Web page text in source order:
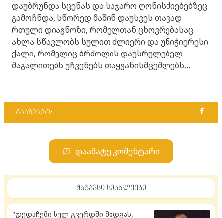
დაუბრუნდა სცენას და საჯარო ღონისძიებებზეც
გამოჩნდა, სწორედ მაშინ დაუსვეს თავად
რთული დიაგნოზი, რომელთან ცხოვრებასაც
ახლა სწავლობს სულით ძლიერი და უნიჭიერესი
ქალი, რომელიც ბრძოლის დაუსრულებელ
მაგალითებს უჩვენებს თაყვანისმცემლებს...
გააზიარე:
დაამატე კომენტარი
მსგავსი სიახლეები
"დედაჩემი სულ გვერდში მიდგას,